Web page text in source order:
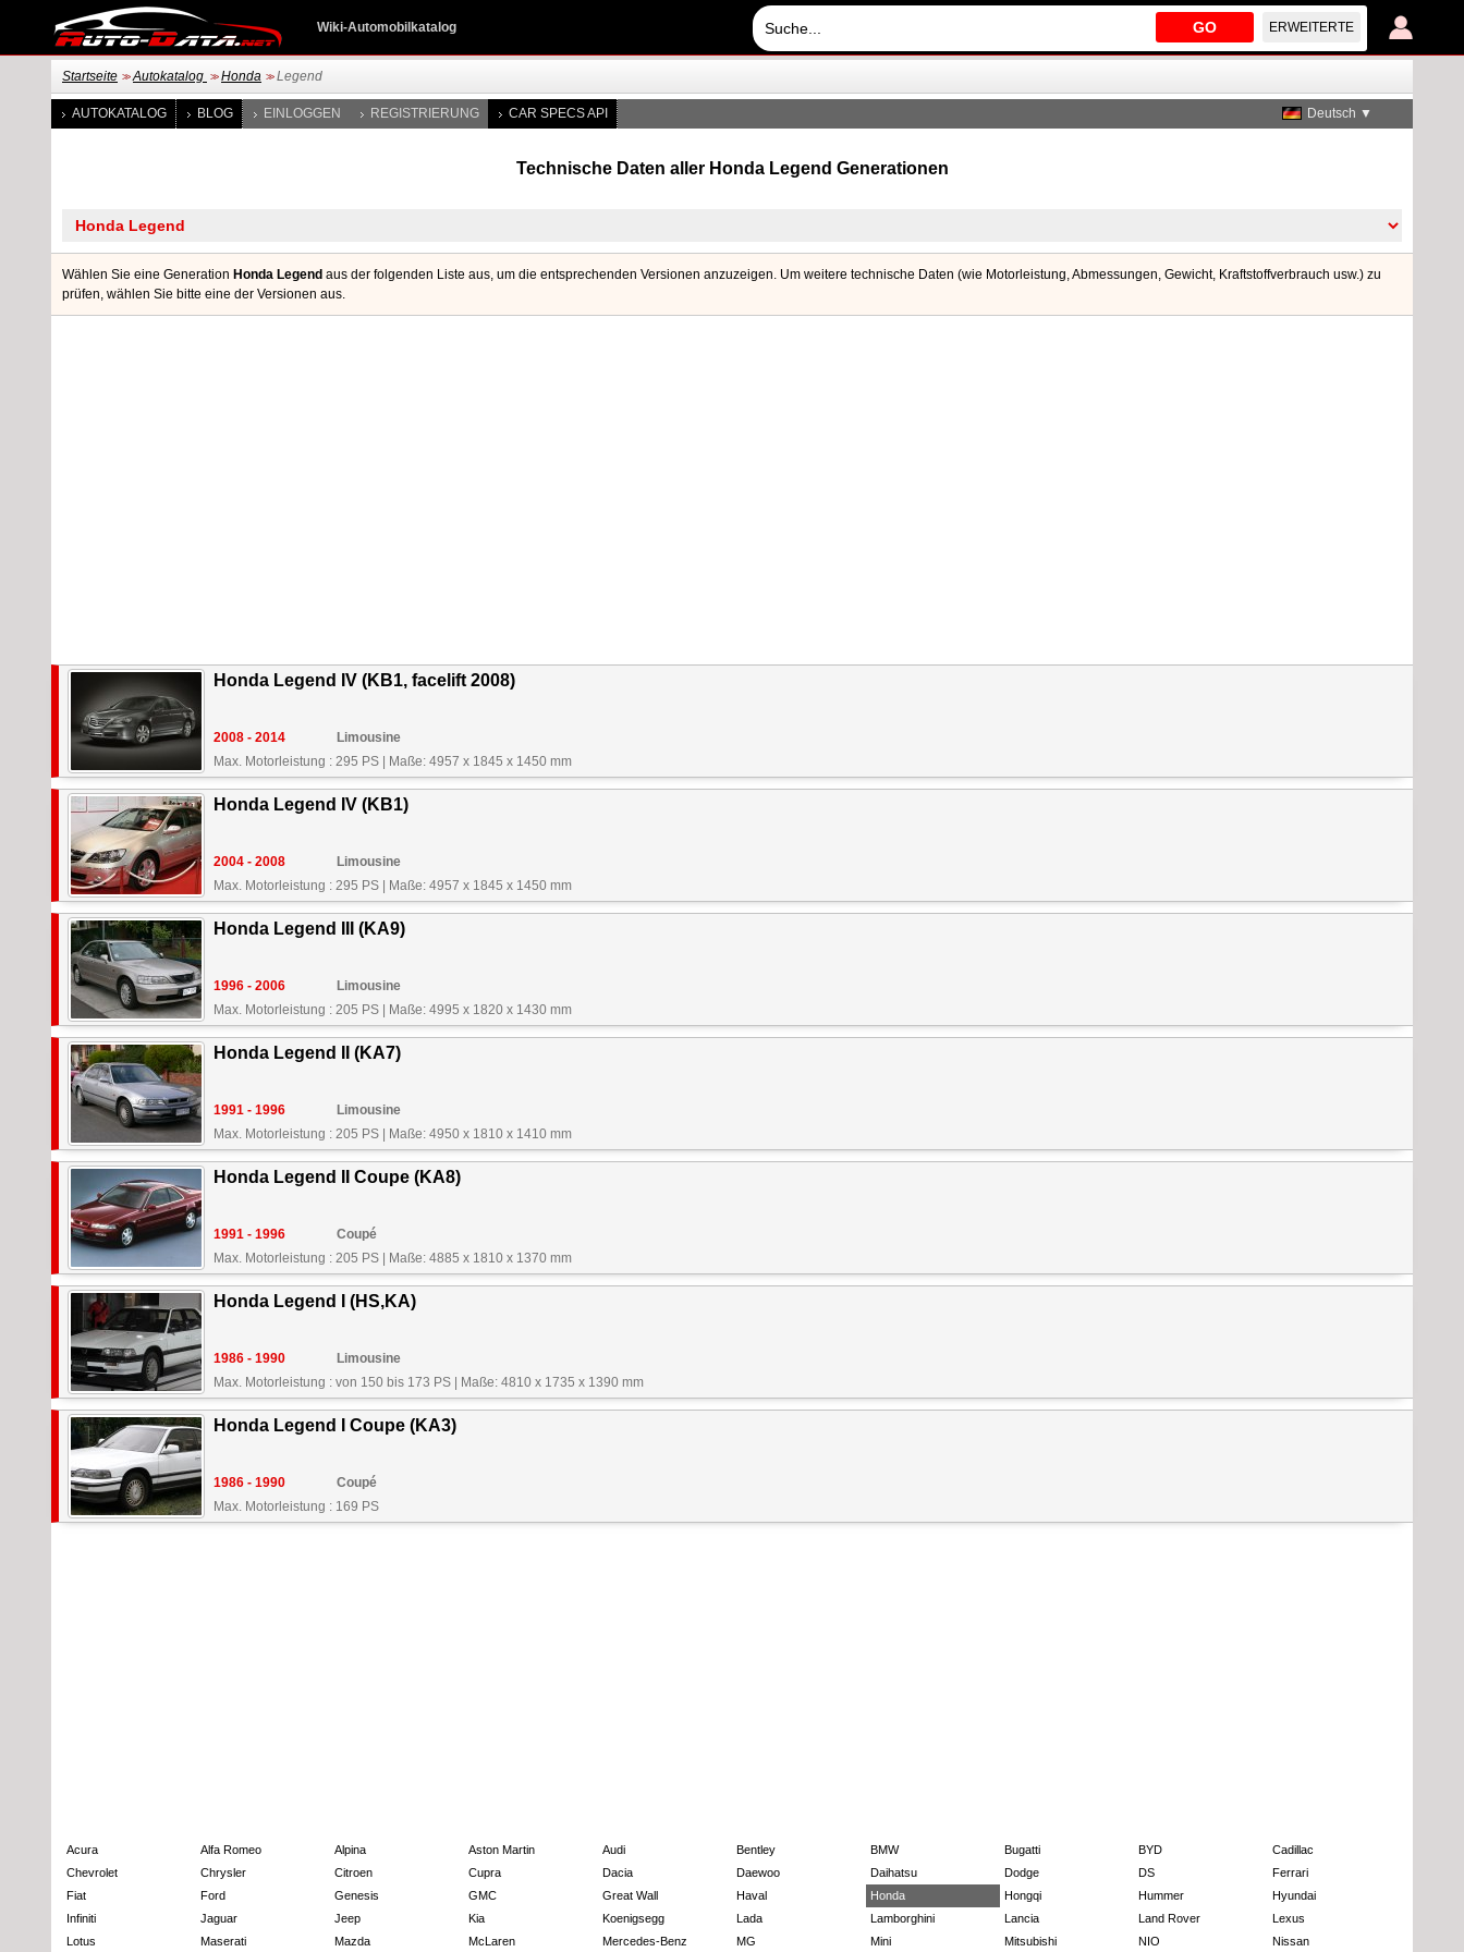
GO ERWEITERTE
Wiki-Automobilkatalog
Startseite >> Autokatalog >> Honda >> Legend
AUTOKATALOG BLOG EINLOGGEN REGISTRIERUNG CAR SPECS API Deutsch ▼
Technische Daten aller Honda Legend Generationen
Wählen Sie eine Generation Honda Legend aus der folgenden Liste aus, um die entsprechenden Versionen anzuzeigen. Um weitere technische Daten (wie Motorleistung, Abmessungen, Gewicht, Kraftstoffverbrauch usw.) zu
prüfen, wählen Sie bitte eine der Versionen aus.
Honda Legend IV (KB1, facelift 2008)
2008 - 2014
Limousine
Max. Motorleistung : 295 PS
Maße: 4957 x 1845 x 1450 mm
Honda Legend IV (KB1)
2004 - 2008
Limousine
Max. Motorleistung : 295 PS
Maße: 4957 x 1845 x 1450 mm
Honda Legend III (KA9)
1996 - 2006
Limousine
Max. Motorleistung : 205 PS
Maße: 4995 x 1820 x 1430 mm
Honda Legend II (KA7)
1991 - 1996
Limousine
Max. Motorleistung : 205 PS
Maße: 4950 x 1810 x 1410 mm
Honda Legend II Coupe (KA8)
1991 - 1996
Coupé
Max. Motorleistung : 205 PS
Maße: 4885 x 1810 x 1370 mm
Honda Legend I (HS,KA)
1986 - 1990
Limousine
Max. Motorleistung : von 150 bis 173 PS
Maße: 4810 x 1735 x 1390 mm
Honda Legend I Coupe (KA3)
1986 - 1990
Coupé
Max. Motorleistung : 169 PS
Acura Alfa Romeo Alpina Aston Martin Audi Bentley BMW Bugatti BYD
Cadillac
Chevrolet
Chrysler Citroen Cupra Dacia Daewoo Daihatsu Dodge DS
Ferrari
Fiat
Ford Genesis GMC Great Wall Haval Honda Hongqi Hummer
Hyundai
Infiniti
Jaguar Jeep Kia Koenigsegg Lada Lamborghini Lancia Land Rover
Lexus
Lotus
Maserati Mazda McLaren Mercedes-Benz MG Mini Mitsubishi NIO Nissan